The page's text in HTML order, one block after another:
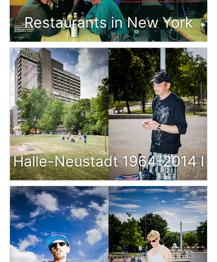
Restaurants in New York
Halle-Neustadt 1964-2014 I